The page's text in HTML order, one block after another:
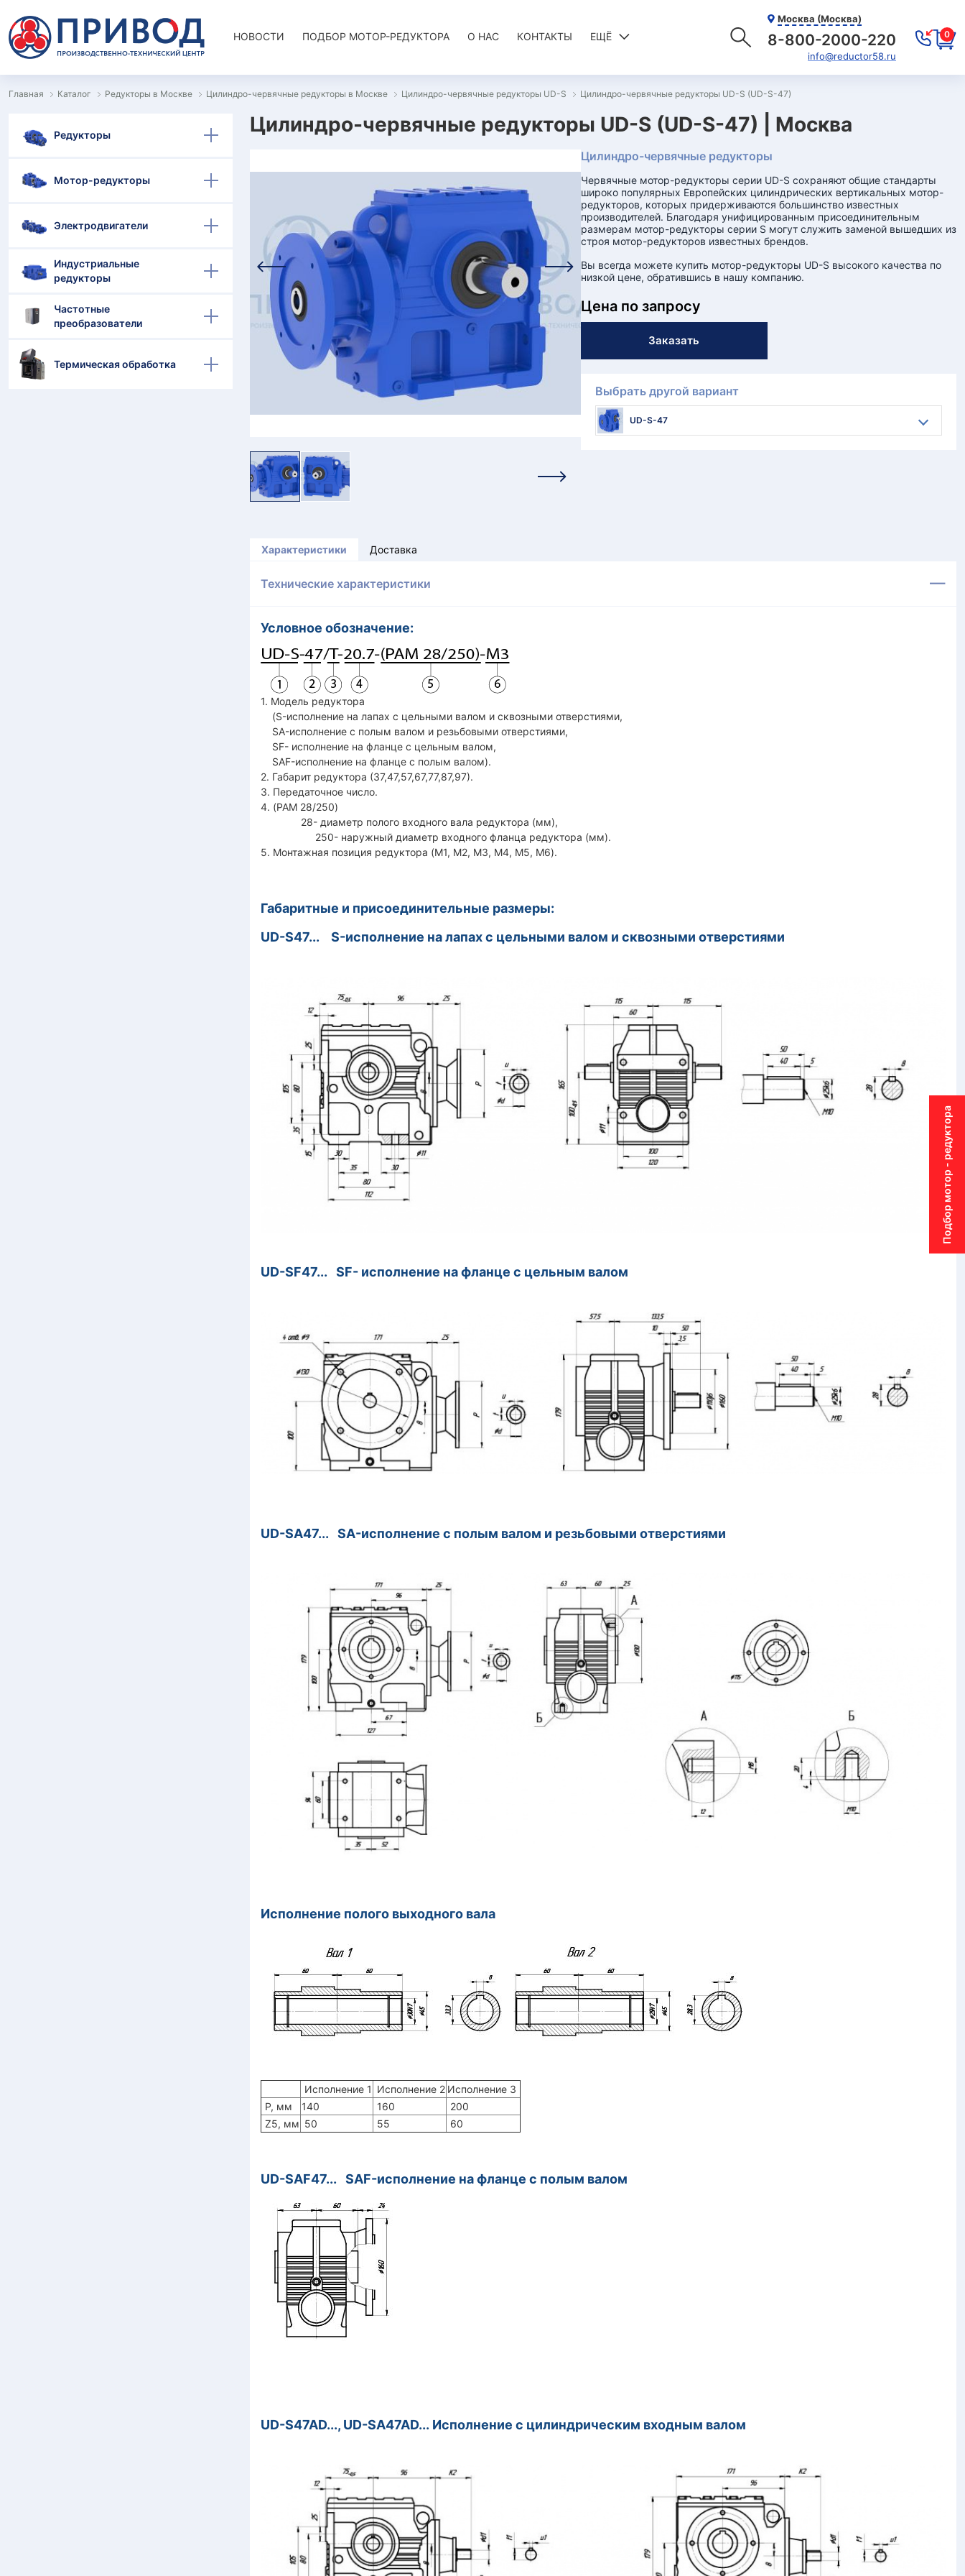
НОВОСТИ ПОДБОР МОТОР-РЕДУКТОРА О НАС КОНТАКТЫ ЕЩЁ
Москва (Москва)
8-800-2000-220
info@reductor58.ru
0
Подбор мотор - редуктора
Главная Каталог Редукторы в Москве Цилиндро-червячные редукторы в Москве Цилиндро-червячные редукторы UD-S Цилиндро-червячные редукторы UD-S (UD-S-47)
Редукторы
Мотор-редукторы
Электродвигатели
Индустриальные
редукторы
Частотные
преобразователи
Термическая обработка
Цилиндро-червячные редукторы UD-S (UD-S-47) | Москва
Цилиндро-червячные редукторы
Червячные мотор-редукторы серии UD-S сохраняют общие стандарты
широко популярных Европейских цилиндрических вертикальных мотор-
редукторов, которых придерживаются большинство известных
производителей. Благодаря унифицированным присоединительным
размерам мотор-редукторы серии S могут служить заменой вышедших из
строя мотор-редукторов известных брендов.
Вы всегда можете купить мотор-редукторы UD-S высокого качества по
низкой цене, обратившись в нашу компанию.
Цена по запросу
Заказать
Выбрать другой вариант
UD-S-47
Характеристики Доставка
Технические характеристики
Условное обозначение:
1. Модель редуктора
(S-исполнение на лапах с цельными валом и сквозными отверстиями,
SA-исполнение с полым валом и резьбовыми отверстиями,
SF- исполнение на фланце с цельным валом,
SAF-исполнение на фланце с полым валом).
2. Габарит редуктора (37,47,57,67,77,87,97).
3. Передаточное число.
4. (PAM 28/250)
28- диаметр полого входного вала редуктора (мм),
250- наружный диаметр входного фланца редуктора (мм).
5. Монтажная позиция редуктора (M1, M2, M3, M4, M5, M6).
Габаритные и присоединительные размеры:
UD-S47... S-исполнение на лапах с цельными валом и сквозными отверстиями
UD-SF47... SF- исполнение на фланце с цельным валом
UD-SA47... SA-исполнение с полым валом и резьбовыми отверстиями
Исполнение полого выходного вала
Исполнение 1 Исполнение 2 Исполнение 3
P, мм
140 160
200
Z5, мм 50 55 60
UD-SAF47... SAF-исполнение на фланце с полым валом
UD-S47AD..., UD-SA47AD... Исполнение с цилиндрическим входным валом